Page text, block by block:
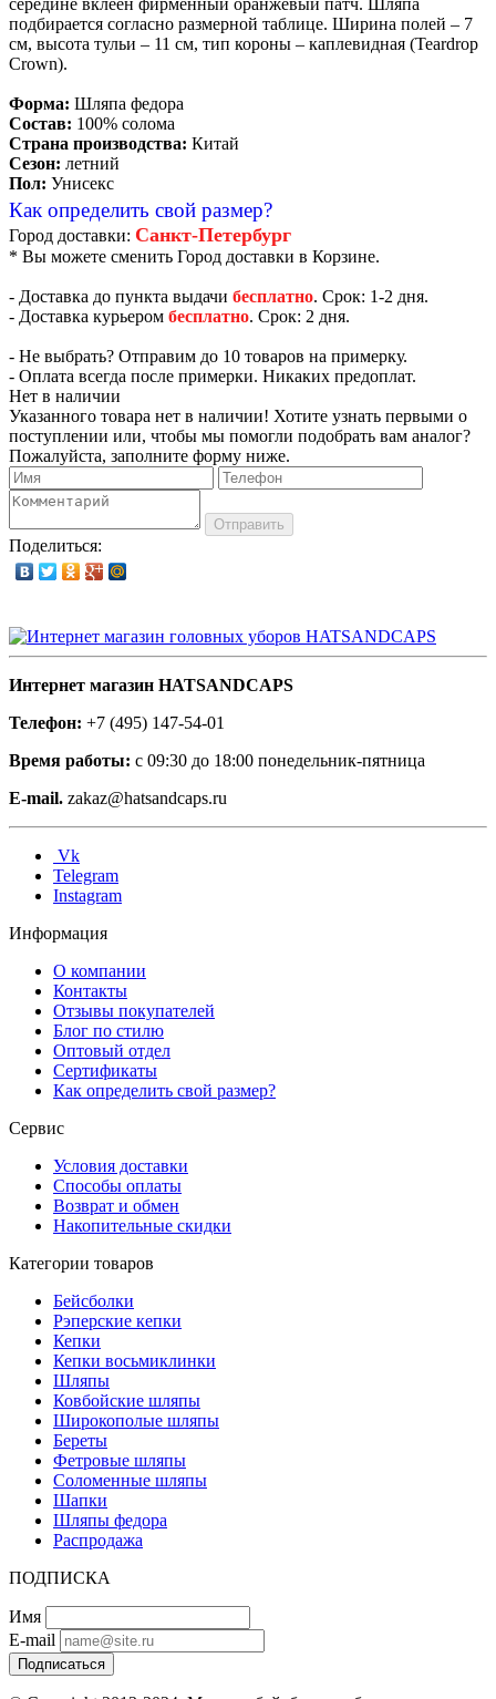
подбирается согласно размерной таблице. Ширина полей – 7
см, высота тульи – 11 см, тип короны – каплевидная (Teardrop
Crown).
Форма: Шляпа федора
Состав: 100% солома
Страна производства: Китай
Сезон: летний
Пол: Унисекс
Как определить свой размер?
Город доставки: Санкт-Петербург
* Вы можете сменить Город доставки в Корзине.
- Доставка до пункта выдачи бесплатно. Срок: 1-2 дня.
- Доставка курьером бесплатно. Срок: 2 дня.
- Не выбрать? Отправим до 10 товаров на примерку.
- Оплата всегда после примерки. Никаких предоплат.
Нет в наличии
Указанного товара нет в наличии! Хотите узнать первыми о
поступлении или, чтобы мы помогли подобрать вам аналог?
Пожалуйста, заполните форму ниже.
Отправить
Поделиться:
Интернет магазин HATSANDCAPS
Телефон: +7 (495) 147-54-01
Время работы: с 09:30 до 18:00 понедельник-пятница
E-mail. zakaz@hatsandcaps.ru
Vk
Telegram
Instagram
Информация
О компании
Контакты
Отзывы покупателей
Блог по стилю
Оптовый отдел
Сертификаты
Как определить свой размер?
Сервис
Условия доставки
Способы оплаты
Возврат и обмен
Накопительные скидки
Категории товаров
Бейсболки
Рэперские кепки
Кепки
Кепки восьмиклинки
Шляпы
Ковбойские шляпы
Широкополые шляпы
Береты
Фетровые шляпы
Соломенные шляпы
Шапки
Шляпы федора
Распродажа
ПОДПИСКА
Имя
E-mail
Подписаться